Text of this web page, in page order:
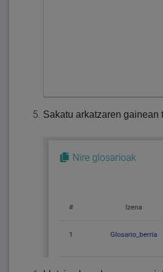
Sakatu arkatzaren gainean